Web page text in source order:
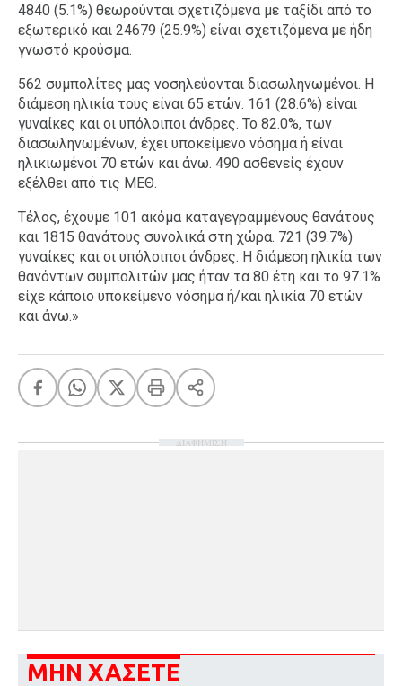
4840 (5.1%) θεωρούνται σχετιζόμενα με ταξίδι από το
εξωτερικό και 24679 (25.9%) είναι σχετιζόμενα με ήδη
γνωστό κρούσμα.
562 συμπολίτες μας νοσηλεύονται διασωληνωμένοι. Η
διάμεση ηλικία τους είναι 65 ετών. 161 (28.6%) είναι
γυναίκες και οι υπόλοιποι άνδρες. To 82.0%, των
διασωληνωμένων, έχει υποκείμενο νόσημα ή είναι
ηλικιωμένοι 70 ετών και άνω. 490 ασθενείς έχουν
εξέλθει από τις ΜΕΘ.
Τέλος, έχουμε 101 ακόμα καταγεγραμμένους θανάτους
και 1815 θανάτους συνολικά στη χώρα. 721 (39.7%)
γυναίκες και οι υπόλοιποι άνδρες. Η διάμεση ηλικία των
θανόντων συμπολιτών μας ήταν τα 80 έτη και το 97.1%
είχε κάποιο υποκείμενο νόσημα ή/και ηλικία 70 ετών
και άνω.»
ΔΙΑΦΗΜΙΣΗ
ΜΗΝ ΧΑΣΕΤΕ